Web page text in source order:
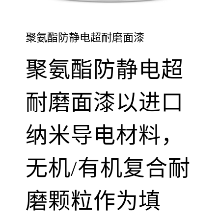
聚氨酯防静电超耐磨面漆
聚氨酯防静电超
耐磨面漆以进口
纳米导电材料，
无机/有机复合耐
磨颗粒作为填